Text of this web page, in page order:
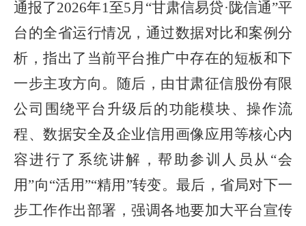
通报了2026年1至5月“甘肃信易贷·陇信通”平
台的全省运行情况，通过数据对比和案例分
析，指出了当前平台推广中存在的短板和下
一步主攻方向。随后，由甘肃征信股份有限
公司围绕平台升级后的功能模块、操作流
程、数据安全及企业信用画像应用等核心内
容进行了系统讲解，帮助参训人员从“会
用”向“活用”“精用”转变。最后，省局对下一
步工作作出部署，强调各地要加大平台宣传